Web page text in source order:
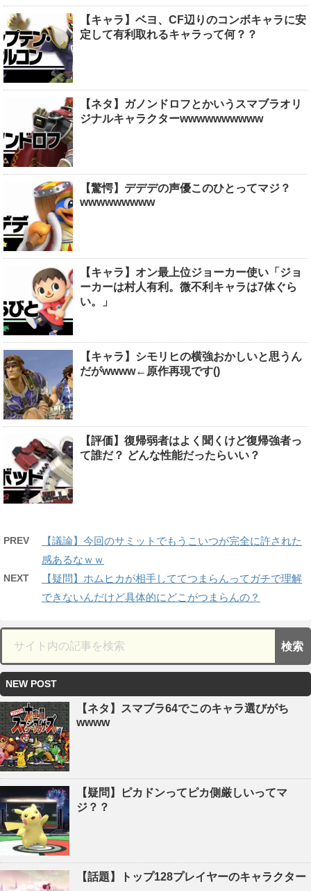
【キャラ】ベヨ、CF辺りのコンボキャラに安
定して有利取れるキャラって何？？
【ネタ】ガノンドロフとかいうスマブラオリ
ジナルキャラクターwwwwwwwwww
【驚愕】デデデの声優このひとってマジ？
wwwwwwwww
【キャラ】オン最上位ジョーカー使い「ジョ
ーカーは村人有利。微不利キャラは7体ぐら
い。」
【キャラ】シモリヒの横強おかしいと思うん
だがwwww←原作再現です()
【評価】復帰弱者はよく聞くけど復帰強者っ
て誰だ？ どんな性能だったらいい？
PREV
【議論】今回のサミットでもうこいつが完全に許された
感あるなｗｗ
NEXT
【疑問】ホムヒカが相手しててつまらんってガチで理解
できないんだけど具体的にどこがつまらんの？
NEW POST
【ネタ】スマブラ64でこのキャラ選びがち
wwww
【疑問】ピカドンってピカ側厳しいってマ
ジ？？
【話題】トップ128プレイヤーのキャラクター